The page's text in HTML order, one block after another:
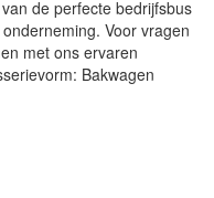
de perfecte bedrijfsbus
Voor vragen
met ons ervaren
Bakwagen